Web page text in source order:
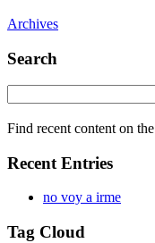
Archives
Search
Find recent content on the
Recent Entries
no voy a irme
Tag Cloud